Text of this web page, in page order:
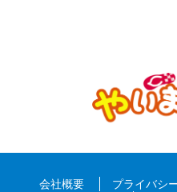
会社概要 プライバシ